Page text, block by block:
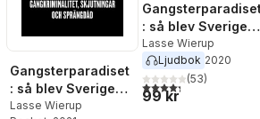
antal röster:
Gangsterparadiset
: så blev Sverige
arena för
Lasse Wierup
: så blev Sverige
arena för
gängkriminalitet,
skjutningar och
sprängdåd
Lasse Wierup
Ljudbok 2020
4,3utav 5 stjärnor.
(53)
99 kr